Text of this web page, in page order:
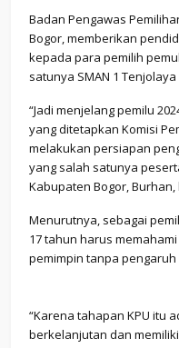
Badan Pengawas
Bogor, memberikan
kepada para pemilih
satunya SMAN 1
“Jadi menjelang pemilu
yang ditetapkan Komisi
melakukan persiapan
yang salah satunya
Kabupaten Bogor, Burhan,
Menurutnya, sebagai
17 tahun harus
pemimpin tanpa
“Karena tahapan KPU itu
berkelanjutan dan